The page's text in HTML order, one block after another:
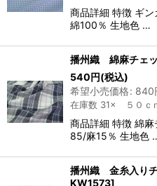
商品詳細 特徴 ギ
綿100％ 生地色 …
播州織 綿麻チェ
540円(税込)
希望小売価格: 840
在庫数 31× ５０ｃ
商品詳細 特徴 綿
85/麻15％ 生地色
播州織 金糸入り
KW1573]